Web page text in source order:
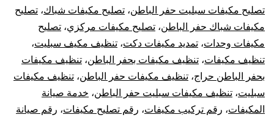
تصليح مكيفات سبليت حفر الباطن، تصليح مكيفات شباك، تصليح
مكيفات شباك حفر الباطن، تصليح مكيفات مركزي، تصليح
مكيفات وحدات، تمديد مكيفات دكت، تنظيف مكيف سبليت،
تنظيف مكيفات، تنظيف مكيفات بحفر الباطن، تنظيف مكيفات
بحفر الباطن حراج، تنظيف مكيفات حفر الباطن، تنظيف مكيفات
سبليت، تنظيف مكيفات سبليت حفر الباطن، خدمة صيانة
المكيفات، رقم تركيب مكيفات، رقم تصليح مكيفات، رقم صيانة